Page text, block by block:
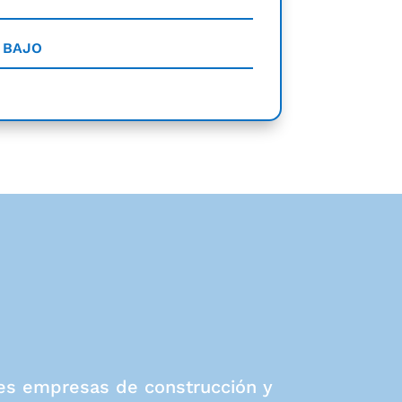
empresas de construcción y